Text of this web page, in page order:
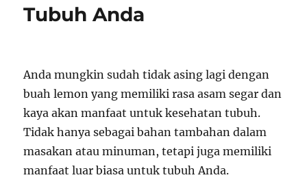
Tubuh Anda
Anda mungkin sudah tidak asing lagi dengan
buah lemon yang memiliki rasa asam segar dan
kaya akan manfaat untuk kesehatan tubuh.
Tidak hanya sebagai bahan tambahan dalam
masakan atau minuman, tetapi juga memiliki
manfaat luar biasa untuk tubuh Anda.